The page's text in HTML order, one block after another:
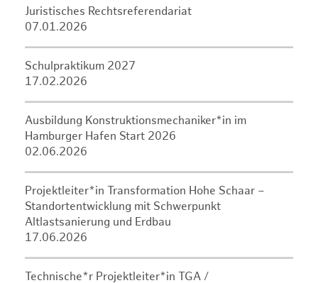
Juristisches Rechtsreferendariat
07.01.2026
Schulpraktikum 2027
17.02.2026
Ausbildung Konstruktionsmechaniker*in im
Hamburger Hafen Start 2026
02.06.2026
Projektleiter*in Transformation Hohe Schaar –
Standortentwicklung mit Schwerpunkt
Altlastsanierung und Erdbau
17.06.2026
Technische*r Projektleiter*in TGA /